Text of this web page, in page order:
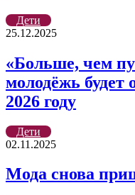
Дети
25.12.2025
«Больше, чем
молодёжь будет
2026 году
Дети
02.11.2025
Мода снова